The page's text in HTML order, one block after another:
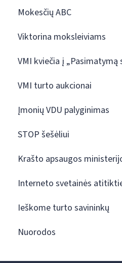
Mokesčių ABC
Viktorina moksleiviams
VMI kviečia į „Pasimatymą
VMI turto aukcionai
Įmonių VDU palyginimas
STOP šešėliui
Krašto apsaugos
Interneto svetainės
Ieškome turto savininkų
Nuorodos